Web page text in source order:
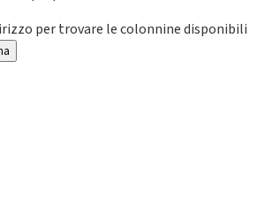
per trovare le colonnine disponibili